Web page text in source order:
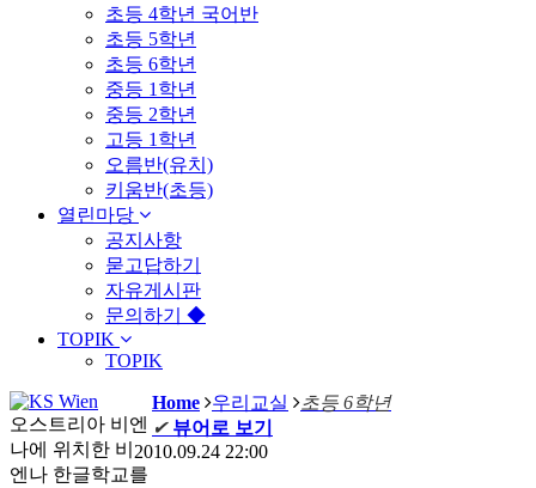
초등 4학년 국어반
초등 5학년
초등 6학년
중등 1학년
중등 2학년
고등 1학년
오름반(유치)
키움반(초등)
열린마당
공지사항
묻고답하기
자유게시판
문의하기 ◆
TOPIK
TOPIK
Home 우리교실
초등 6학년
✔ 뷰어로 보기
2010.09.24 22:00
오스트리아 비엔
나에 위치한 비
엔나 한글학교를